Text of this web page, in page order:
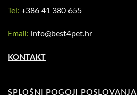
Tel: +386 41 380 655
Email: info@best4pet.hr
KONTAKT
SPLOŠNI POGOJI POSLOVANJA